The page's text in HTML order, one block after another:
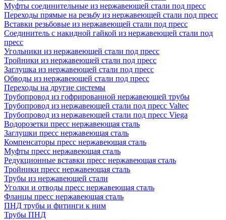
Муфты соединительные из нержавеющей стали под пресс
Переходы прямые на резьбу из нержавеющей стали под пресс
Вставки резьбовые из нержавеющей стали под пресс
Соединитель с накидной гайкой из нержавеющей стали под
пресс
Угольники из нержавеющей стали под пресс
Тройники из нержавеющей стали под пресс
Заглушка из нержавеющей стали под пресс
Обводы из нержавеющей стали под пресс
Переходы на другие системы
Трубопровод из гофрированной нержавеющей трубы
Трубопровод из нержавеющей стали под пресс Valtec
Трубопровод из нержавеющей стали под пресс Viega
Водорозетки пресс нержавеющая сталь
Заглушки пресс нержавеющая сталь
Компенсаторы пресс нержавеющая сталь
Муфты пресс нержавеющая сталь
Редукционные вставки пресс нержавеющая сталь
Тройники пресс нержавеющая сталь
Трубы из нержавеющей стали
Уголки и отводы пресс нержавеющая сталь
Фланцы пресс нержавеющая сталь
ПНД трубы и фитинги к ним
Трубы ПНД